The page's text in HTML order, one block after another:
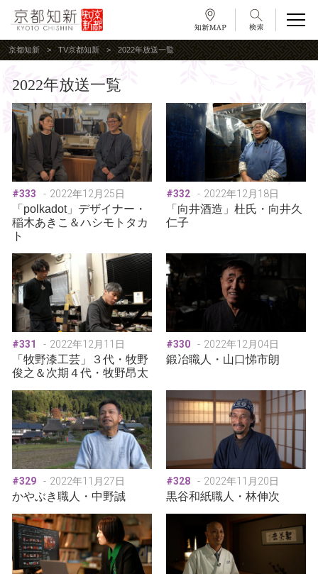
京都知新 TV京都知新 2022年放送一覧
2022年放送一覧
#333 2022年12月25日
「polkadot」デザイナー・
稲木あきこ＆ハシモトタカ
ト
#332 2022年12月18日
「向井酒造」杜氏・向井久
仁子
#331 2022年12月11日
「牧野漆工芸」３代・牧野
俊之＆次期４代・牧野昂太
#330 2022年12月04日
鍛冶職人・山口悌市朗
#329 2022年11月27日
かやぶき職人・中野誠
#328 2022年11月20日
黒谷和紙職人・林伸次